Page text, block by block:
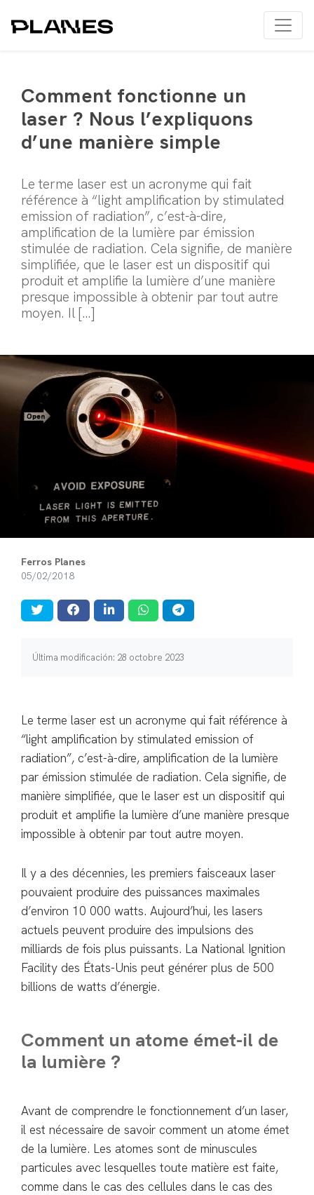
Comment fonctionne un
laser ? Nous l’expliquons
d’une manière simple
Le terme laser est un acronyme qui fait
référence à “light amplification by stimulated
emission of radiation”, c’est-à-dire,
amplification de la lumière par émission
stimulée de radiation. Cela signifie, de manière
simplifiée, que le laser est un dispositif qui
produit et amplifie la lumière d’une manière
presque impossible à obtenir par tout autre
moyen. Il […]
Ferros Planes
05/02/2018
Última modificación: 28 octobre 2023
Le terme laser est un acronyme qui fait référence à
“light amplification by stimulated emission of
radiation”, c’est-à-dire, amplification de la lumière
par émission stimulée de radiation. Cela signifie, de
manière simplifiée, que le laser est un dispositif qui
produit et amplifie la lumière d’une manière presque
impossible à obtenir par tout autre moyen.
Il y a des décennies, les premiers faisceaux laser
pouvaient produire des puissances maximales
d’environ 10 000 watts. Aujourd’hui, les lasers
actuels peuvent produire des impulsions des
milliards de fois plus puissants. La National Ignition
Facility des États-Unis peut générer plus de 500
billions de watts d’énergie.
Comment un atome émet-il de
la lumière ?
Avant de comprendre le fonctionnement d’un laser,
il est nécessaire de savoir comment un atome émet
de la lumière. Les atomes sont de minuscules
particules avec lesquelles toute matière est faite,
comme dans le cas des cellules dans le cas des